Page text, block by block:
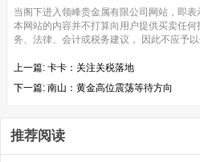
当阁下进入领峰贵金属有限公司网站，即表
本网站的内容并不打算向用户提供买卖任
务、法律、会计或税务建议， 因此不应予以
上一篇: 卡卡：关注关税落地
下一篇: 南山：黄金高位震荡等待方向
推荐阅读